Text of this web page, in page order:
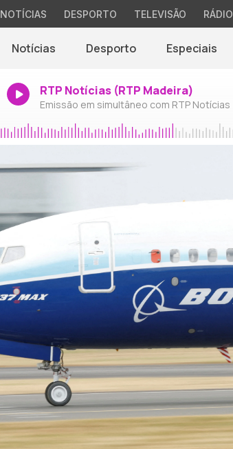
NOTÍCIAS DESPORTO TELEVISÃO RÁDIO
Notícias Desporto Especiais
RTP Notícias (RTP Madeira)
Emissão em simultâneo com RTP Notícias